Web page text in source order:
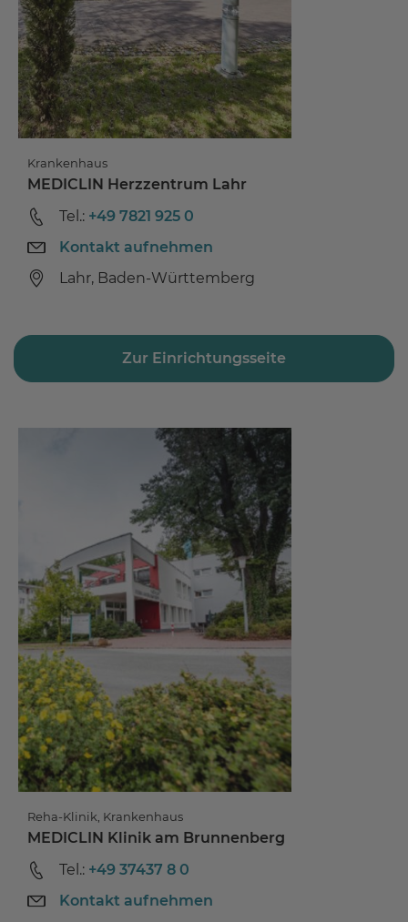
Krankenhaus
MEDICLIN Herzzentrum Lahr
Tel.: +49 7821 925 0
Kontakt aufnehmen
Lahr, Baden-Württemberg
Zur Einrichtungsseite
Reha-Klinik, Krankenhaus
MEDICLIN Klinik am Brunnenberg
Tel.: +49 37437 8 0
Kontakt aufnehmen